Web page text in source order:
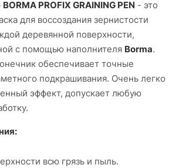
BORMA PROFIX GRAINING PEN - это
для воссоздания зернистости
деревянной поверхности,
с помощью наполнителя Borma.
обеспечивает точные
подкрашивания. Очень легко
эффект, допускает любую
всю грязь и пыль.